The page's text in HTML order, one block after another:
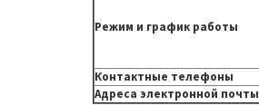
Режим и график работы
Контактные телефоны
Адреса электронной почты